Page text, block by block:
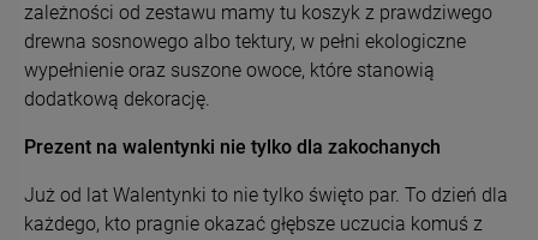
-9%
DuoLife Medical Formula
Borelioza
129,77 zł
Cena regularna:
142,60 zł
Najniższa cena:135,47 zł
139,90 zł
Cena regularna:
149,90 zł
Najniższa cena:134,91 zł
zależności od zestawu mamy tu koszyk z prawdziwego
drewna sosnowego albo tektury, w pełni ekologiczne
wypełnienie oraz suszone owoce, które stanowią
dodatkową dekorację.
Prezent na walentynki nie tylko dla zakochanych
Już od lat Walentynki to nie tylko święto par. To dzień dla
każdego, kto pragnie okazać głębsze uczucia komuś z